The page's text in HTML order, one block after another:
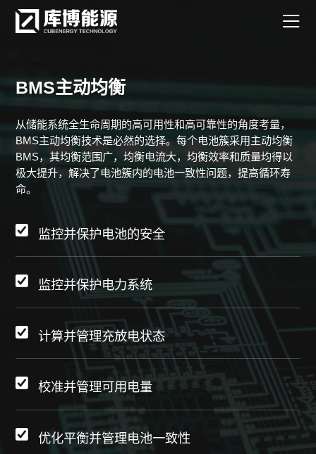
BMS主动均衡
从储能系统全生命周期的高可用性和高可靠性的角度考量，
BMS主动均衡技术是必然的选择。每个电池簇采用主动均衡
BMS，其均衡范围广，均衡电流大，均衡效率和质量均得以
极大提升，解决了电池簇内的电池一致性问题，提高循环寿
命。
监控并保护电池的安全
监控并保护电力系统
计算并管理充放电状态
校准并管理可用电量
优化平衡并管理电池一致性